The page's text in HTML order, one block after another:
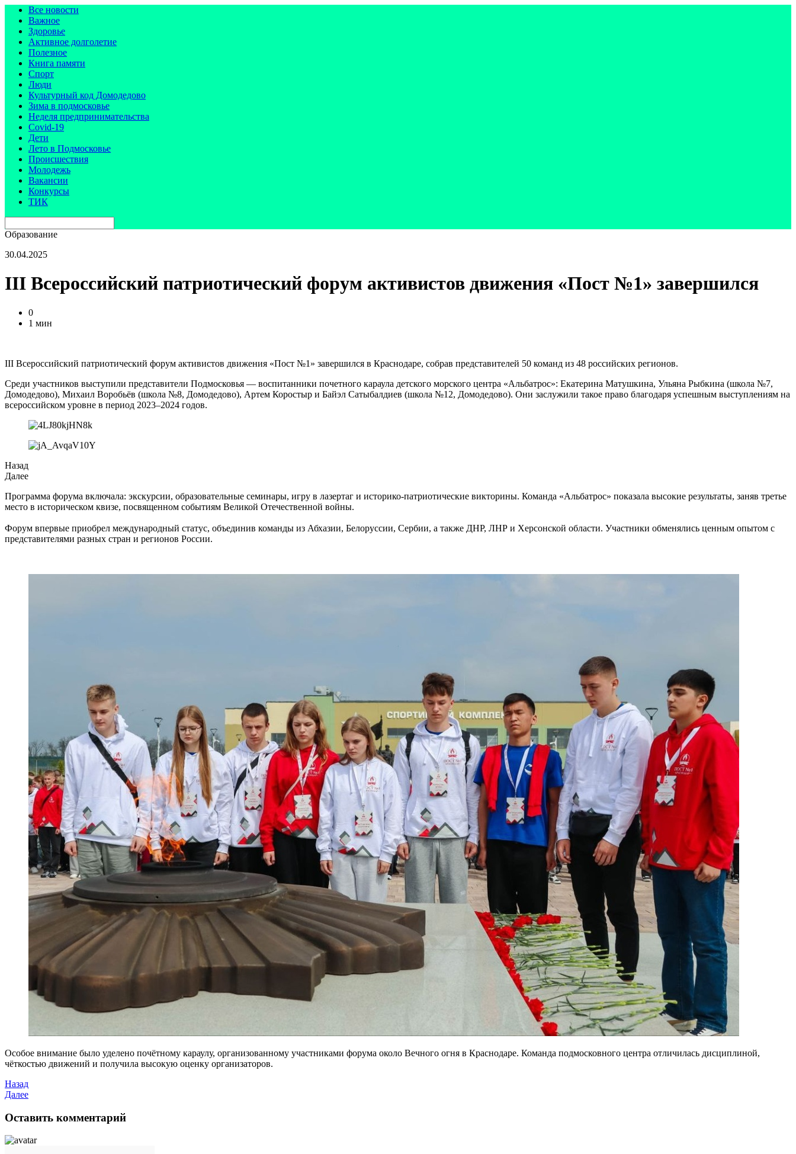
Все новости
Важное
Здоровье
Активное долголетие
Полезное
Книга памяти
Спорт
Люди
Культурный код Домодедово
Зима в подмосковье
Неделя предпринимательства
Covid-19
Дети
Лето в Подмосковье
Происшествия
Молодежь
Вакансии
Конкурсы
ТИК
Образование
30.04.2025
III Всероссийский патриотический форум активистов движения «Пост №1» завершился
0
1 мин
III Всероссийский патриотический форум активистов движения «Пост №1» завершился в Краснодаре, собрав представителей 50 команд из 48 российских регионов.
Среди участников выступили представители Подмосковья — воспитанники почетного караула детского морского центра «Альбатрос»: Екатерина Матушкина, Ульяна Рыбкина (школа №7,
Домодедово), Михаил Воробьёв (школа №8, Домодедово), Артем Коростыр и Байэл Сатыбалдиев (школа №12, Домодедово). Они заслужили такое право благодаря успешным выступлениям на
всероссийском уровне в период 2023–2024 годов.
Назад
Далее
Программа форума включала: экскурсии, образовательные семинары, игру в лазертаг и историко-патриотические викторины. Команда «Альбатрос» показала высокие результаты, заняв третье
место в историческом квизе, посвященном событиям Великой Отечественной войны.
Форум впервые приобрел международный статус, объединив команды из Абхазии, Белоруссии, Сербии, а также ДНР, ЛНР и Херсонской области. Участники обменялись ценным опытом с
представителями разных стран и регионов России.
Особое внимание было уделено почётному караулу, организованному участниками форума около Вечного огня в Краснодаре. Команда подмосковного центра отличилась дисциплиной,
чёткостью движений и получила высокую оценку организаторов.
Назад
Далее
Оставить комментарий